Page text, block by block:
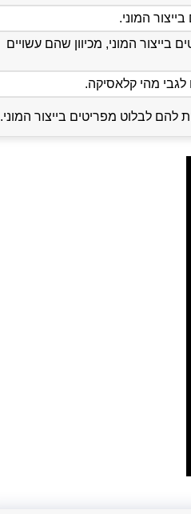
המוני.
בייצור המוני, מכיוון שהם עשויים
מהי קלאסיקה.
לבלוט מפריטים בייצור המוני.